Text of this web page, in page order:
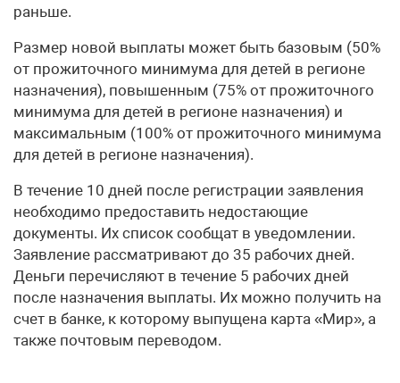
раньше.
Размер новой выплаты может быть базовым (50%
от прожиточного минимума для детей в регионе
назначения), повышенным (75% от прожиточного
минимума для детей в регионе назначения) и
максимальным (100% от прожиточного минимума
для детей в регионе назначения).
В течение 10 дней после регистрации заявления
необходимо предоставить недостающие
документы. Их список сообщат в уведомлении.
Заявление рассматривают до 35 рабочих дней.
Деньги перечисляют в течение 5 рабочих дней
после назначения выплаты. Их можно получить на
счет в банке, к которому выпущена карта «Мир», а
также почтовым переводом.